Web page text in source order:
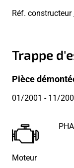
Réf. constructeur
Trappe
Pièce
01/2001 - 11/
Moteur